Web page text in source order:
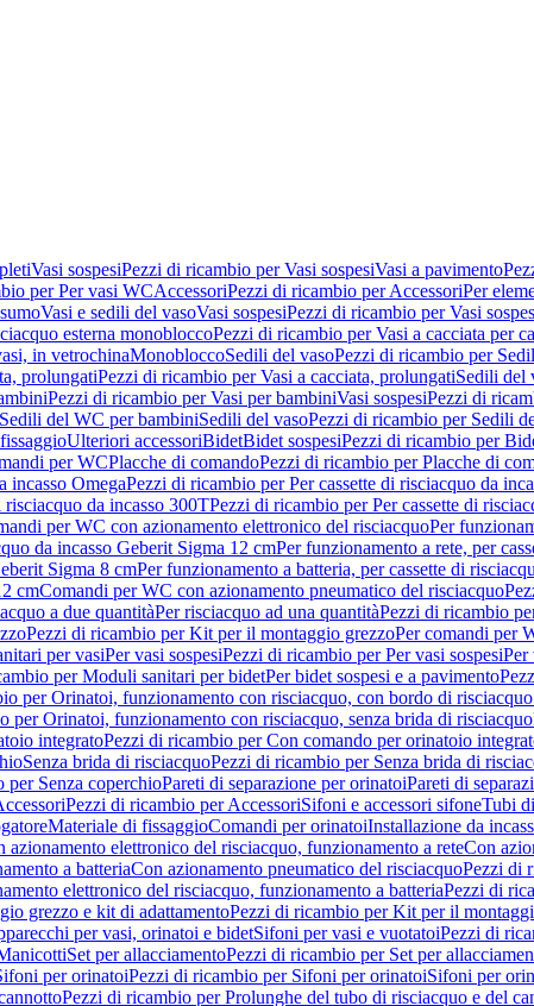
Vasi sospesiPezzi di ricambio per Vasi sospesiVasi a pavimento
per Per vasi WCAccessoriPezzi di ricambio per AccessoriPer
Vasi e sedili del vasoVasi sospesiPezzi di ricambio per Vasi
esterna monobloccoPezzi di ricambio per Vasi a cacciata per
in vetrochinaMonobloccoSedili del vasoPezzi di ricambio per
prolungatiPezzi di ricambio per Vasi a cacciata, prolungatiSedili del
Pezzi di ricambio per Vasi per bambiniVasi sospesiPezzi di
del WC per bambiniSedili del vasoPezzi di ricambio per Sedili
Ulteriori accessoriBidetBidet sospesiPezzi di ricambio per
per WCPlacche di comandoPezzi di ricambio per Placche di
incasso OmegaPezzi di ricambio per Per cassette di risciacquo da
risciacquo da incasso 300TPezzi di ricambio per Per cassette di
per WC con azionamento elettronico del risciacquoPer
da incasso Geberit Sigma 12 cmPer funzionamento a rete, per
Sigma 8 cmPer funzionamento a batteria, per cassette di
cmComandi per WC con azionamento pneumatico del risciacquo
a due quantitàPer risciacquo ad una quantitàPezzi di ricambio
Pezzi di ricambio per Kit per il montaggio grezzoPer comandi per
per vasiPer vasi sospesiPezzi di ricambio per Per vasi sospesiPer
per Moduli sanitari per bidetPer bidet sospesi e a pavimento
per Orinatoi, funzionamento con risciacquo, con bordo di risciacquo
per Orinatoi, funzionamento con risciacquo, senza brida di risciacquo
integratoPezzi di ricambio per Con comando per orinatoio
Senza brida di risciacquoPezzi di ricambio per Senza brida di
per Senza coperchioPareti di separazione per orinatoiPareti di
Pezzi di ricambio per AccessoriSifoni e accessori sifoneTubi
Materiale di fissaggioComandi per orinatoiInstallazione da
azionamento elettronico del risciacquo, funzionamento a reteCon
a batteriaCon azionamento pneumatico del risciacquoPezzi di
elettronico del risciacquo, funzionamento a batteriaPezzi di
grezzo e kit di adattamentoPezzi di ricambio per Kit per il
per vasi, orinatoi e bidetSifoni per vasi e vuotatoiPezzi di
Set per allacciamentoPezzi di ricambio per Set per
per orinatoiPezzi di ricambio per Sifoni per orinatoiSifoni per
Pezzi di ricambio per Prolunghe del tubo di risciacquo e del